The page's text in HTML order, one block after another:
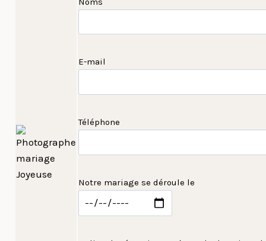
E-mail
Téléphone
Notre mariage se déroule le